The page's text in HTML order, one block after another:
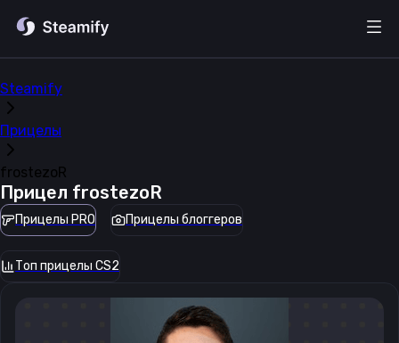
Steamify
Прицелы
frostezoR
Прицел frostezoR
Прицелы PRO Прицелы блоггеров
Топ прицелы CS2